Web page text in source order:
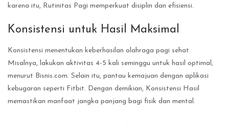
karena itu, Rutinitas Pagi memperkuat disiplin dan efisiensi.
Konsistensi untuk Hasil Maksimal
Konsistensi menentukan keberhasilan olahraga pagi sehat.
Misalnya, lakukan aktivitas 4-5 kali seminggu untuk hasil optimal,
menurut Bisnis.com. Selain itu, pantau kemajuan dengan aplikasi
kebugaran seperti Fitbit. Dengan demikian, Konsistensi Hasil
memastikan manfaat jangka panjang bagi fisik dan mental.